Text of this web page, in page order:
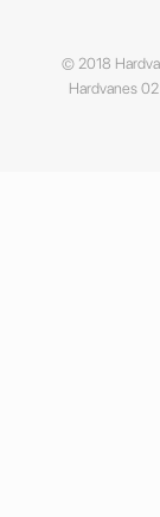
© 2018
Hardvanes